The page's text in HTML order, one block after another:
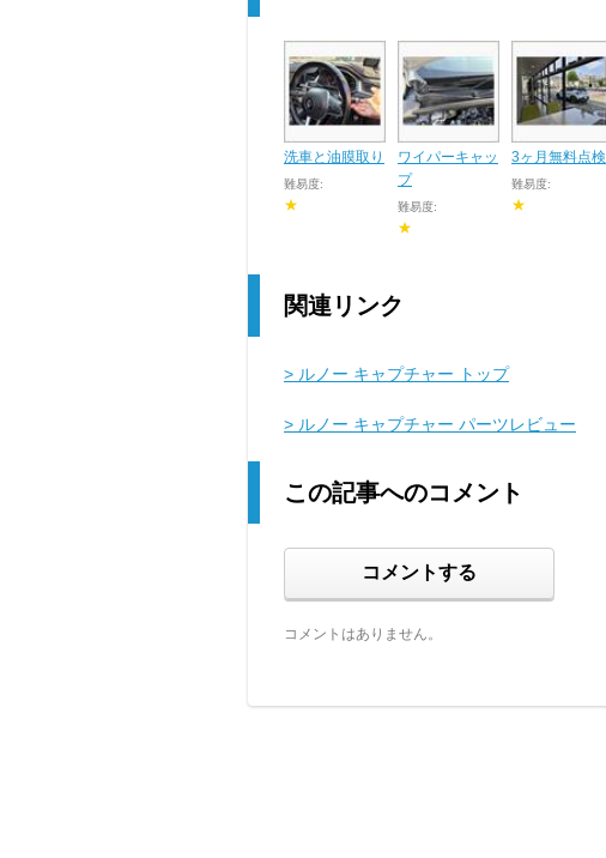
洗車と油膜取り
難易度:
★
ワイパーキャッ
プ
難易度:
★
3ヶ月無料点検
難易度:
★
関連リンク
> ルノー キャプチャー トップ
> ルノー キャプチャー パーツレビュー
この記事へのコメント
コメントする
コメントはありません。